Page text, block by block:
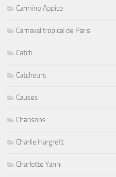
Carmine Appice
Carnaval tropical de Paris
Catch
Catcheurs
Causes
Chansons
Charlie Hargrett
Charlotte Yanni